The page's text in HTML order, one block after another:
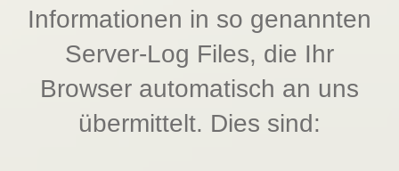
Informationen in so genannten
Server-Log Files, die Ihr
Browser automatisch an uns
übermittelt. Dies sind: